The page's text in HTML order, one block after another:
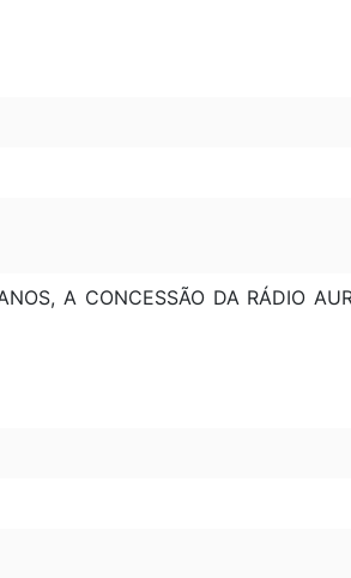
A CONCESSÃO DA RÁDIO